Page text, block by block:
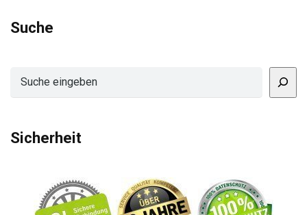
Suche
Sicherheit